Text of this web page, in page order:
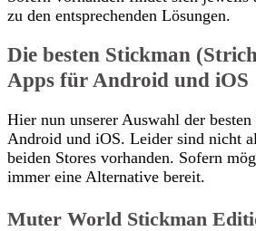
zu den entsprechenden Lösungen.
Die besten Stickman
Apps für Android und iOS
Hier nun unserer Auswahl der
Android und iOS. Leider sind nicht
beiden Stores vorhanden. Sofern
immer eine Alternative bereit.
Muter World Stickman